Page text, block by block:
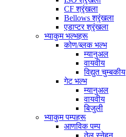
CF श्रृंखला
Bellows श्रृंखला
एडाप्टर श्रृंखला
भ्याकुम भल्भहरू
कोण/ब्लक भल्भ
म्यानुअल
वायवीय
विद्युत चुम्बकीय
गेट भल्भ
म्यानुअल
वायवीय
बिजुली
भ्याकुम पम्पहरू
आणविक पम्प
तेल स्नेहन